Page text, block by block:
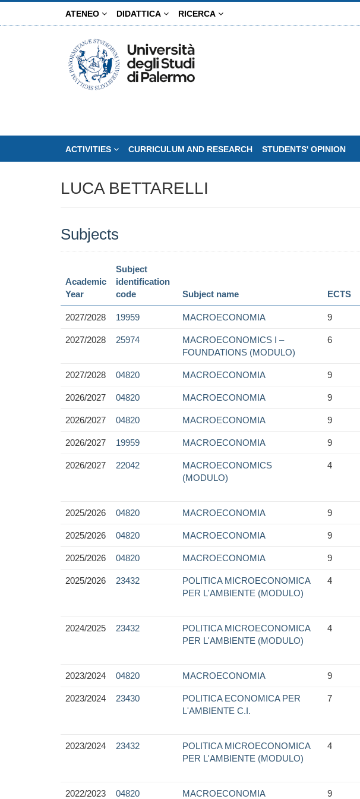
ATENEO DIDATTICA RICERCA
ACTIVITIES CURRICULUM AND RESEARCH STUDENTS' OPINION
LUCA BETTARELLI
Subjects
Academic
Year
Subject
identification
code
Subject name ECTS
2027/2028 19959 MACROECONOMIA 9
2027/2028 25974
MACROECONOMICS I –
FOUNDATIONS (MODULO)
6
2027/2028 04820 MACROECONOMIA 9
2026/2027 04820 MACROECONOMIA 9
2026/2027 04820 MACROECONOMIA 9
2026/2027 19959 MACROECONOMIA 9
2026/2027 22042
MACROECONOMICS
(MODULO)
4
2025/2026 04820 MACROECONOMIA 9
2025/2026 04820 MACROECONOMIA 9
2025/2026 04820 MACROECONOMIA 9
2025/2026 23432
POLITICA MICROECONOMICA
PER L'AMBIENTE (MODULO)
4
2024/2025 23432
POLITICA MICROECONOMICA
PER L'AMBIENTE (MODULO)
4
2023/2024 04820 MACROECONOMIA 9
2023/2024 23430
POLITICA ECONOMICA PER
L'AMBIENTE C.I.
7
2023/2024 23432
POLITICA MICROECONOMICA
PER L'AMBIENTE (MODULO)
4
2022/2023 04820 MACROECONOMIA 9